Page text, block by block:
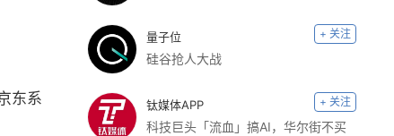
东系
量子位 + 关注
硅谷抢人大战
钛媒体APP + 关注
科技巨头「流血」搞AI，华尔街不买